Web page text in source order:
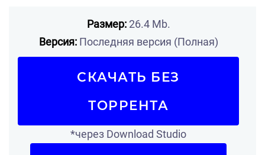
Размер:26.4 Mb.
Версия:Последняя версия (Полная)
СКАЧАТЬ БЕЗ
ТОРРЕНТА
*через Download Studio